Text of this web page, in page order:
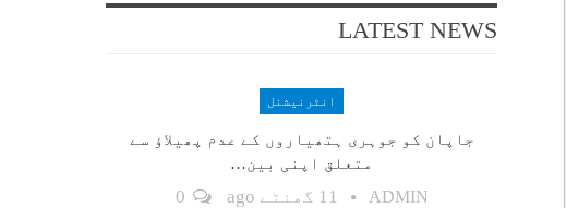
LATEST NEWS
انٹرنیشنل
جاپان کو جوہری ہتھیاروں کے عدم پھیلاؤ سے
متعلق اپنی بین…
ADMIN 11 گھنٹے ago